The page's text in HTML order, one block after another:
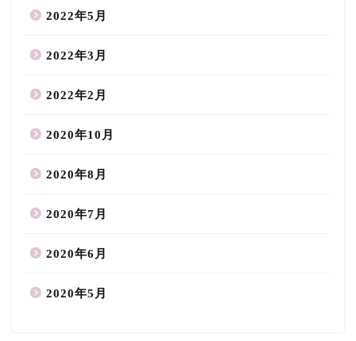
2022年5月
2022年3月
2022年2月
2020年10月
2020年8月
2020年7月
2020年6月
2020年5月